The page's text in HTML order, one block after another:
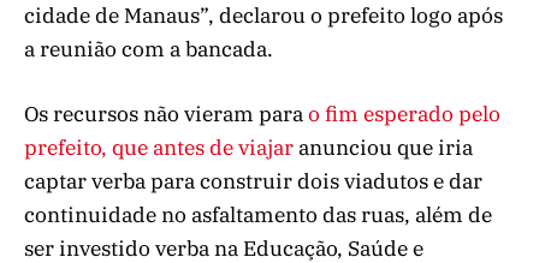
cidade de Manaus”, declarou o prefeito logo após
a reunião com a bancada.
Os recursos não vieram parao fim esperado pelo
prefeito, que antes de viajar anunciou que iria
captar verba para construir dois viadutos e dar
continuidade no asfaltamento das ruas, além de
ser investido verba na Educação, Saúde e